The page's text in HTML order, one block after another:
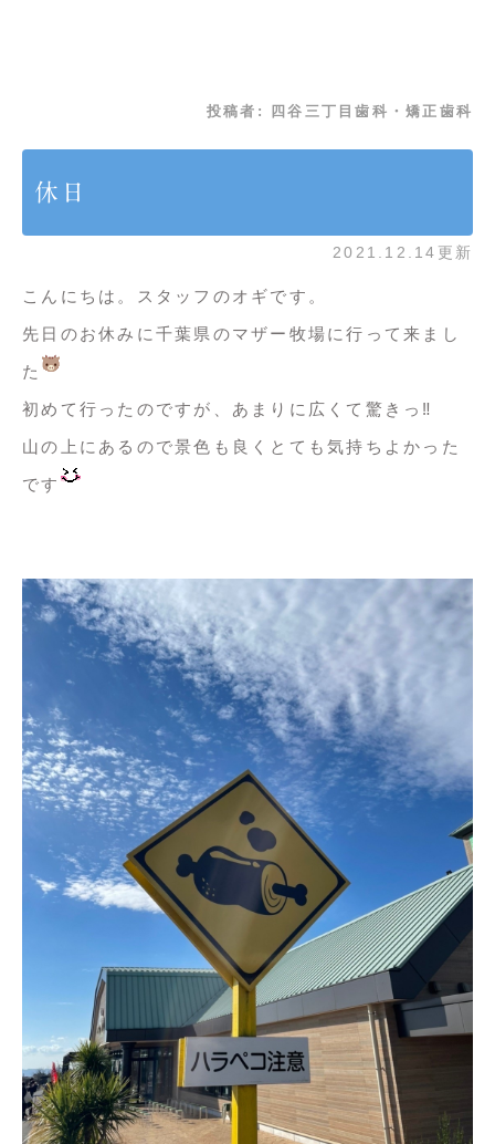
投稿者: 四谷三丁目歯科・矯正歯科
休日
2021.12.14更新
こんにちは。スタッフのオギです 。
先日のお休みに千葉県のマザー牧場に行って来まし
た
初めて行ったのですが、あまりに広くて驚きっ‼️
山の上にあるので景色も良くとても気持ちよかった
です